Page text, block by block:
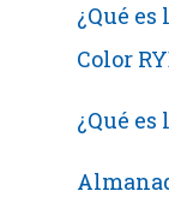
¿Qué
Color
¿Qué